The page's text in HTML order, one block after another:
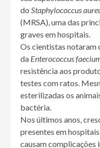
do Staphylococcus
(MRSA), uma das
graves em hospitais.
Os cientistas notaram
da Enterococcus
resistência aos
testes com ratos.
esterilizadas os
bactéria.
Nos últimos anos,
presentes em
causam complicações